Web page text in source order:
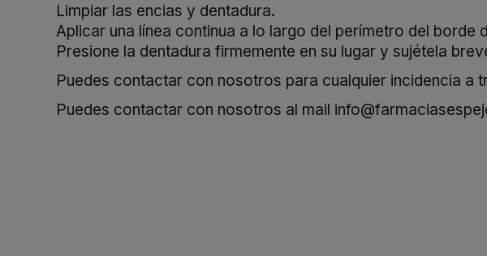
Limpiar las encias y dentadura.
Aplicar una línea continua a lo largo del perímetro del borde
Presione la dentadura firmemente en su lugar y sujétela
Puedes contactar con nosotros para cualquier incidencia a
Puedes contactar con nosotros al mail